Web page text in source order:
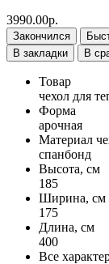
3990.00р.
Закончился
В закладки
В
Товар
чехол для
Форма
арочная
Материал
спанбонд
Высота, см
185
Ширина, см
175
Длина, см
400
Все